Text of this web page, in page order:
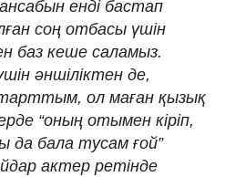
енді бастап
соң отбасы үшін
баз кеше саламыз.
әншіліктен де,
ол маған қызық
“оның отымен кіріп,
да бала тусам ғой”
актер ретінде